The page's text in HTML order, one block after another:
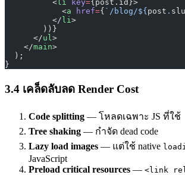
          <
li key={post.id}>
            <
a href={ `/blog/${ post .
          </
li>
        ))}
      </
ul>
    </
main>
  );
}
3.4 เคล็ดลับลด Render Cost
Code splitting — โหลดเฉพาะ JS ที่ใช้
Tree shaking — กำจัด dead code
Lazy load images — แต่ใช้ native
JavaScript
Preload critical resources — <link